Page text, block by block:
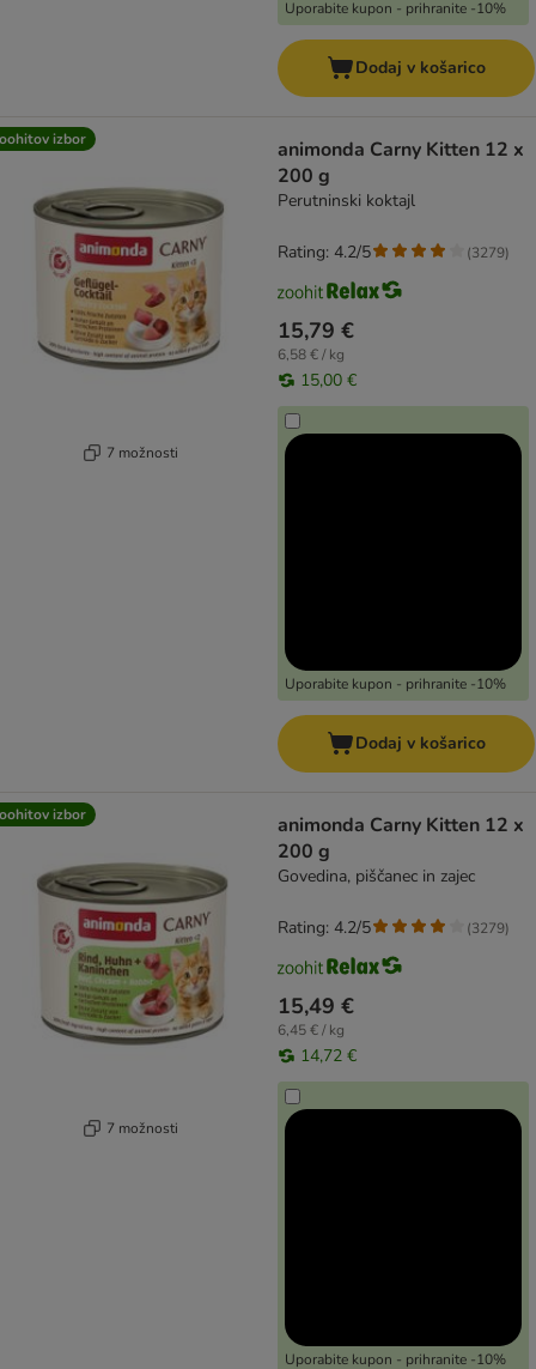
Uporabite kupon - prihranite -10%
Dodaj v košarico
izbor
7 možnosti
animonda Carny Kitten 12 x
200 g
Perutninski koktajl
15,79 €
6,58 € / kg
15,00 €
Uporabite kupon - prihranite -10%
Rating: 4.2/5 (3279)
Dodaj v košarico
izbor
7 možnosti
animonda Carny Kitten 12 x
200 g
Govedina, piščanec in zajec
15,49 €
6,45 € / kg
14,72 €
Uporabite kupon - prihranite -10%
Rating: 4.2/5 (3279)